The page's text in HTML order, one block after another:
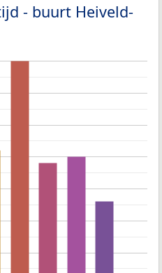
- buurt Heiveld-